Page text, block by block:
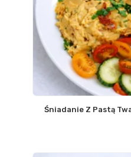
Śniadanie Z Pastą